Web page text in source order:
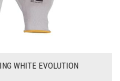
WHITE EVOLUTION